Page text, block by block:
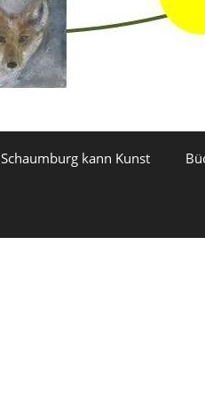
Schaumburg kann Kunst